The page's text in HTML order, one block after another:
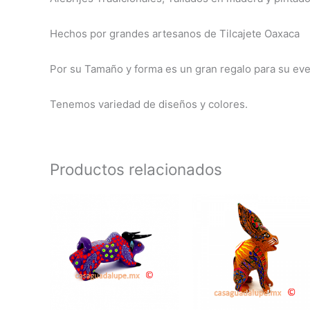
Hechos por grandes artesanos de Tilcajete Oaxaca
Por su Tamaño y forma es un gran regalo para su
Tenemos variedad de diseños y colores.
Productos relacionados